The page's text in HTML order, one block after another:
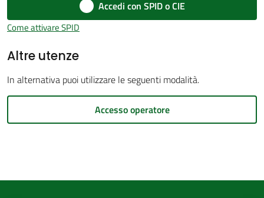
Amministrazione
Menu selezionato
Tutti
su
Accedi con SPID o CIE
Come attivare SPID
Altre utenze
In alternativa puoi utilizzare le seguenti modalità.
Accesso operatore